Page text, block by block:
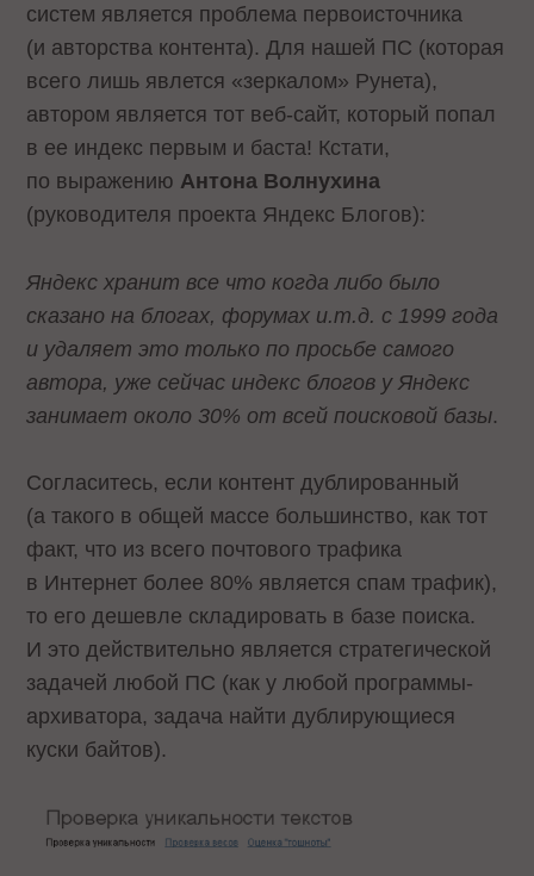
систем является проблема первоисточника
(и авторства контента). Для нашей ПС (которая
всего лишь явлется «зеркалом» Рунета),
автором является тот веб-сайт, который попал
в ее индекс первым и баста! Кстати,
по выражению Антона Волнухина
(руководителя проекта Яндекс Блогов):
Яндекс хранит все что когда либо было
сказано на блогах, форумах и.т.д. с 1999 года
и удаляет это только по просьбе самого
автора, уже сейчас индекс блогов у Яндекс
занимает около 30% от всей поисковой базы.
Согласитесь, если контент дублированный
(а такого в общей массе большинство, как тот
факт, что из всего почтового трафика
в Интернет более 80% является спам трафик),
то его дешевле складировать в базе поиска.
И это действительно является стратегической
задачей любой ПС (как у любой программы-
архиватора, задача найти дублирующиеся
куски байтов).